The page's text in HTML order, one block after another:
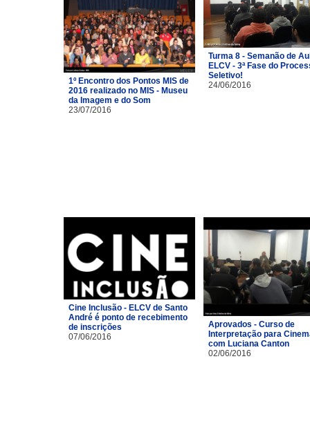
1º Encontro dos Pontos MIS de
2016 realizado no MIS - Museu
da Imagem e do Som
23/07/2016
Turma 8 - Semanão de
ELCV - 3ª Fase do
Seletivo!
24/06/2016
Cine Inclusão - ELCV de Santo
André é ponto de recebimento
de inscrições
07/06/2016
Aprovados - Curso de
Interpretação para
com Luciana Canton
02/06/2016